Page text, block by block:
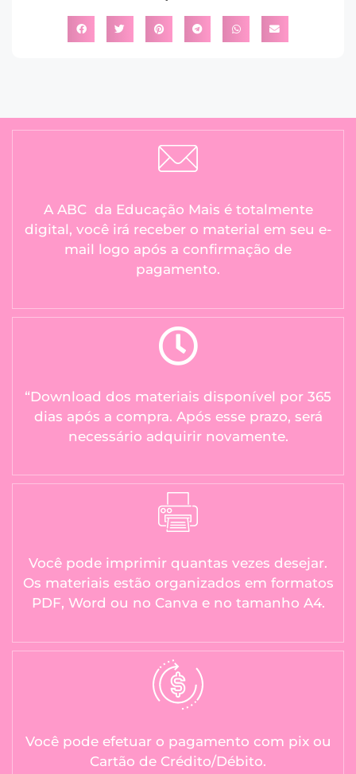
A ABC da Educação Mais é totalmente
digital, você irá receber o material em seu e-
mail logo após a confirmação de
pagamento.
“Download dos materiais disponível por 365
dias após a compra. Após esse prazo, será
necessário adquirir novamente.
Você pode imprimir quantas vezes desejar.
Os materiais estão organizados em formatos
PDF, Word ou no Canva e no tamanho A4.
Você pode efetuar o pagamento com pix ou
Cartão de Crédito/Débito.